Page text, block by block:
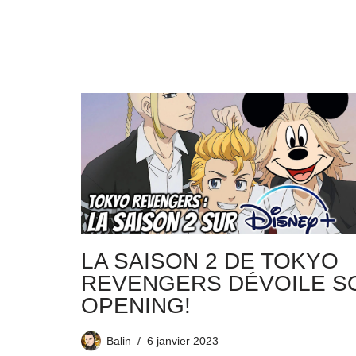
LA SAISON 2 DE TOKYO
REVENGERS DÉVOILE
OPENING!
Balin 6 janvier 2023